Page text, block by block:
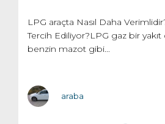
LPG araçta Nasıl Daha
Tercih Ediliyor?LPG gaz bir
benzin mazot gibi...
araba